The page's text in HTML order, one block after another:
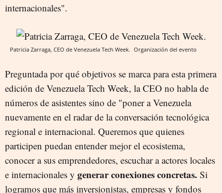
internacionales".
Patricia Zarraga, CEO de Venezuela Tech Week. Organización del evento
Preguntada por qué objetivos se marca para esta primera
edición de Venezuela Tech Week, la CEO no habla de
números de asistentes sino de "poner a Venezuela
nuevamente en el radar de la conversación tecnológica
regional e internacional. Queremos que quienes
participen puedan entender mejor el ecosistema,
conocer a sus emprendedores, escuchar a actores locales
e internacionales y generar conexiones concretas. Si
logramos que más inversionistas, empresas y fondos